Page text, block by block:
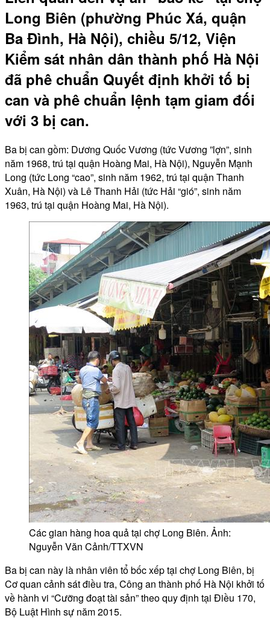
Long Biên (phường Phúc Xá, quận
Ba Đình, Hà Nội), chiều 5/12, Viện
Kiểm sát nhân dân thành phố Hà Nội
đã phê chuẩn Quyết định khởi tố bị
can và phê chuẩn lệnh tạm giam đối
với 3 bị can.
Ba bị can gồm: Dương Quốc Vương (tức Vương ”lợn”, sinh
năm 1968, trú tại quận Hoàng Mai, Hà Nội), Nguyễn Mạnh
Long (tức Long “cao”, sinh năm 1962, trú tại quận Thanh
Xuân, Hà Nội) và Lê Thanh Hải (tức Hải “gió”, sinh năm
1963, trú tại quận Hoàng Mai, Hà Nội).
Các gian hàng hoa quả tại chợ Long Biên. Ảnh:
Nguyễn Văn Cảnh/TTXVN
Ba bị can này là nhân viên tổ bốc xếp tại chợ Long Biên, bị
Cơ quan cảnh sát điều tra, Công an thành phố Hà Nội khởi tố
về hành vi “Cưỡng đoạt tài sản” theo quy định tại Điều 170,
Bộ Luật Hình sự năm 2015.